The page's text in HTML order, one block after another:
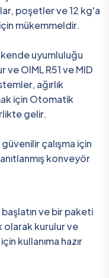
poşetler ve 12 kg'a
mükemmeldir.
uyumluluğu
OIML R51 ve MID
ağırlık
için Otomatik
gelir.
çalışma için
konveyör
başlatın ve bir paketi
kurulur ve
kullanıma hazır